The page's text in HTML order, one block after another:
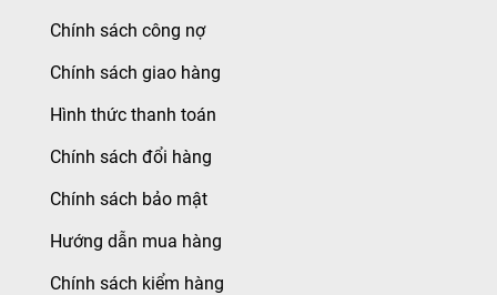
Chính sách công nợ
Chính sách giao hàng
Hình thức thanh toán
Chính sách đổi hàng
Chính sách bảo mật
Hướng dẫn mua hàng
Chính sách kiểm hàng